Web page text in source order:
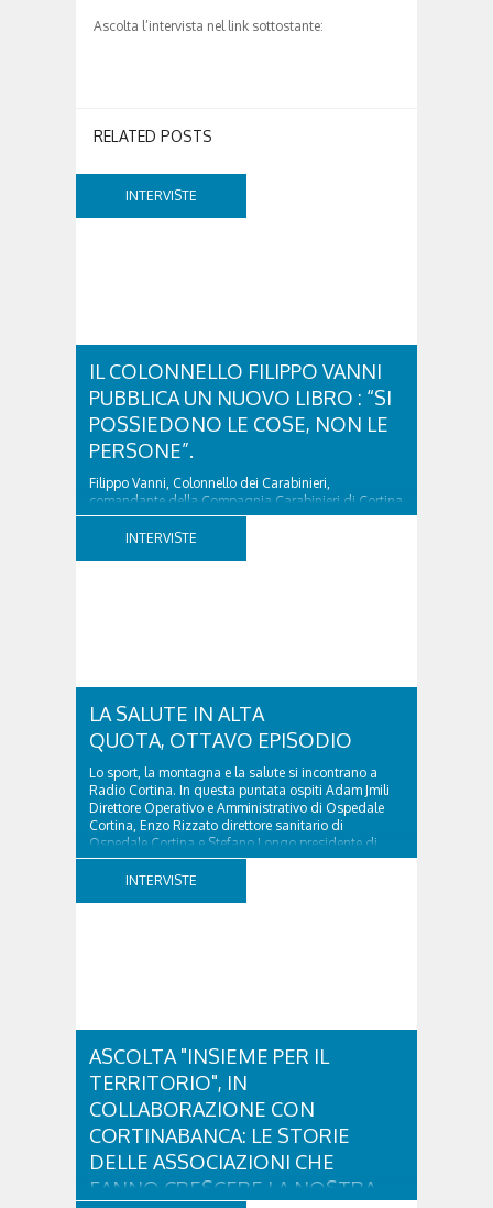
Ascolta l’intervista nel link sottostante:
RELATED POSTS
INTERVISTE
IL COLONNELLO FILIPPO VANNI
PUBBLICA UN NUOVO LIBRO : “SI
POSSIEDONO LE COSE, NON LE
PERSONE”.
Filippo Vanni, Colonnello dei Carabinieri,
comandante della Compagnia Carabinieri di Cortina
d’Ampezzo sino al 2010, esperto di legislazione
nazionale ed europea, è l’ideatore del progetto di
INTERVISTE
LA SALUTE IN ALTA
QUOTA, OTTAVO EPISODIO
Lo sport, la montagna e la salute si incontrano a
Radio Cortina. In questa puntata ospiti Adam Jmili
Direttore Operativo e Amministrativo di Ospedale
Cortina, Enzo Rizzato direttore sanitario di
Ospedale Cortina e Stefano Longo presidente di
Fondazione Cortina. GVM Care & Research –...
INTERVISTE
ASCOLTA "INSIEME PER IL
TERRITORIO", IN
COLLABORAZIONE CON
CORTINABANCA: LE STORIE
DELLE ASSOCIAZIONI CHE
FANNO CRESCERE LA NOSTRA